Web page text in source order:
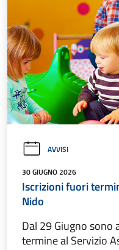
AVVISI
30 GIUGNO 2026
Iscrizioni fuori
Nido
Dal 29 Giugno sono
termine al Servizio